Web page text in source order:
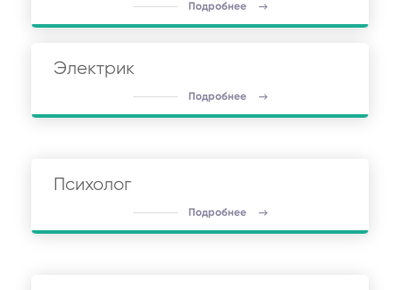
Подробнее
Электрик
Подробнее
Психолог
Подробнее